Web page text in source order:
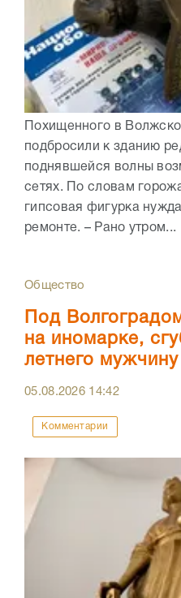
Похищенного в
подбросили к зданию
поднявшейся волны
сетях. По словам
гипсовая фигурка
ремонте. – Рано утром...
Общество
Под
на иномарке,
летнего мужчину
05.08.2026 14:42
Комментарии